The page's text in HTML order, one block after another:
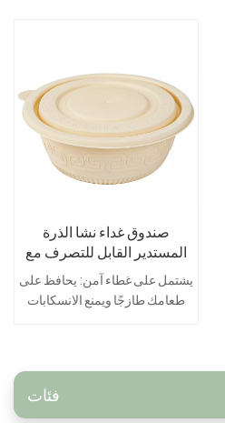
صندوق غداء نشا الذرة
المستدير القابل للتصرف مع
غطاء مناسب للوجبات
السريعة والتعبئة
يشتمل على غطاء آمن: يحافظ على
طعامك طازجًا ويمنع الانسكابات
الساخنة والباردة دون المساس
بالسلامة.آمنة وغير سامة: خالية
فئات